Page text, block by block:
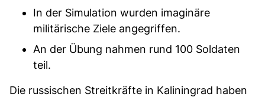
In der Simulation wurden imaginäre
militärische Ziele angegriffen.
An der Übung nahmen rund 100 Soldaten
teil.
Die russischen Streitkräfte in Kaliningrad haben